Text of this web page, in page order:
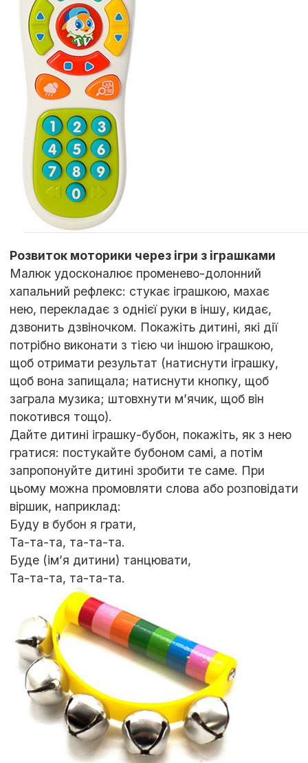
Розвиток моторики через ігри з іграшками
Малюк удосконалює променево-долонний
хапальний рефлекс: стукає іграшкою, махає
нею, перекладає з однієї руки в іншу, кидає,
дзвонить дзвіночком. Покажіть дитині, які дії
потрібно виконати з тією чи іншою іграшкою,
щоб отримати результат (натиснути іграшку,
щоб вона запищала; натиснути кнопку, щоб
заграла музика; штовхнути м’ячик, щоб він
покотився тощо).
Дайте дитині іграшку-бубон, покажіть, як з нею
гратися: постукайте бубоном самі, а потім
запропонуйте дитині зробити те саме. При
цьому можна промовляти слова або розповідати
віршик, наприклад:
Буду в бубон я грати,
Та-та-та, та-та-та.
Буде (ім’я дитини) танцювати,
Та-та-та, та-та-та.